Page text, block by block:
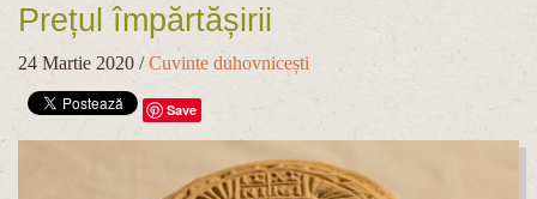
Prețul împărtășirii
24 Martie 2020/Cuvinte duhovnicești
Save